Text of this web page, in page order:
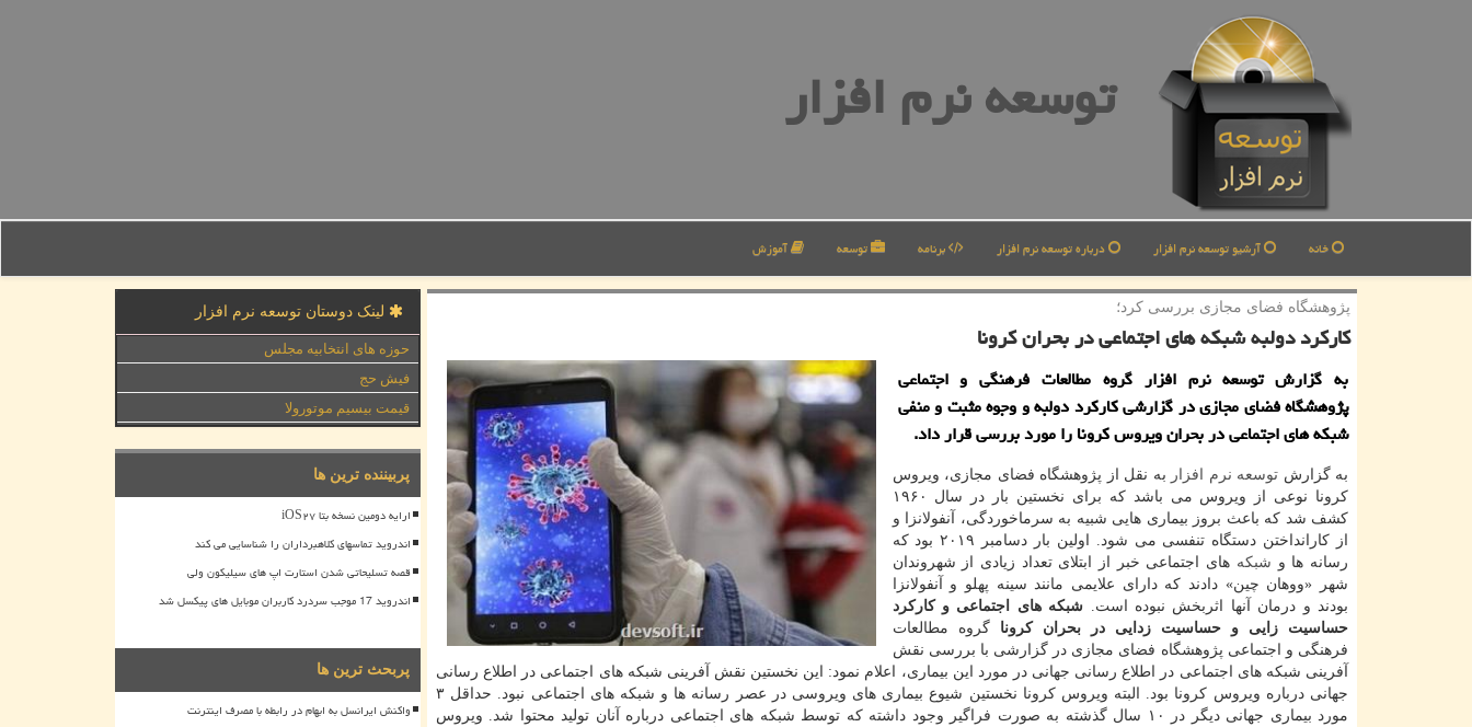
توسعه نرم افزار
خانه آرشیو توسعه نرم افزار درباره توسعه نرم افزار برنامه توسعه آموزش
پژوهشگاه فضای مجازی بررسی كرد؛
كاركرد دولبه شبكه های اجتماعی در بحران كرونا
به گزارش توسعه نرم افزار گروه مطالعات فرهنگی و اجتماعی
پژوهشگاه فضای مجازی در گزارشی كاركرد دولبه و وجوه مثبت و منفی
شبكه های اجتماعی در بحران ویروس كرونا را مورد بررسی قرار داد.
به گزارش توسعه نرم افزار به نقل از پژوهشگاه فضای مجازی، ویروس
كرونا نوعی از ویروس می باشد كه برای نخستین بار در سال ۱۹۶۰
كشف شد كه باعث بروز بیماری هایی شبیه به سرماخوردگی، آنفولانزا و
از كارانداختن دستگاه تنفسی می شود. اولین بار دسامبر ۲۰۱۹ بود كه
رسانه ها و شبكه های اجتماعی خبر از ابتلای تعداد زیادی از شهروندان
شهر «ووهان چین» دادند كه دارای علایمی مانند سینه پهلو و آنفولانزا
بودند و درمان آنها اثربخش نبوده است. شبكه های اجتماعی و كاركرد
حساسیت زایی و حساسیت زدایی در بحران كروناگروه مطالعات
فرهنگی و اجتماعی پژوهشگاه فضای مجازی در گزارشی با بررسی نقش
آفرینی شبكه های اجتماعی در اطلاع رسانی جهانی در مورد این بیماری، اعلام نمود: این نخستین نقش آفرینی شبكه های اجتماعی در اطلاع رسانی
جهانی درباره ویروس كرونا بود. البته ویروس كرونا نخستین شیوع بیماری های ویروسی در عصر رسانه ها و شبكه های اجتماعی نبود. حداقل ۳
مورد بیماری جهانی دیگر در ۱۰ سال گذشته به صورت فراگیر وجود داشته كه توسط شبكه های اجتماعی درباره آنان تولید محتوا شد. ویروس
لینک دوستان توسعه نرم افزار
حوزه های انتخابیه مجلس
فیش حج
قیمت بیسیم موتورولا
پربیننده ترین ها
ارایه دومین نسخه بتا iOS۲۷
اندروید تماسهای کلاهبرداران را شناسایی می کند
قصه تسلیحاتی شدن استارت اپ های سیلیکون ولی
اندروید 17 موجب سردرد کاربران موبایل های پیکسل شد
پربحث ترین ها
واکنش ایرانسل به ابهام در رابطه با مصرف اینترنت